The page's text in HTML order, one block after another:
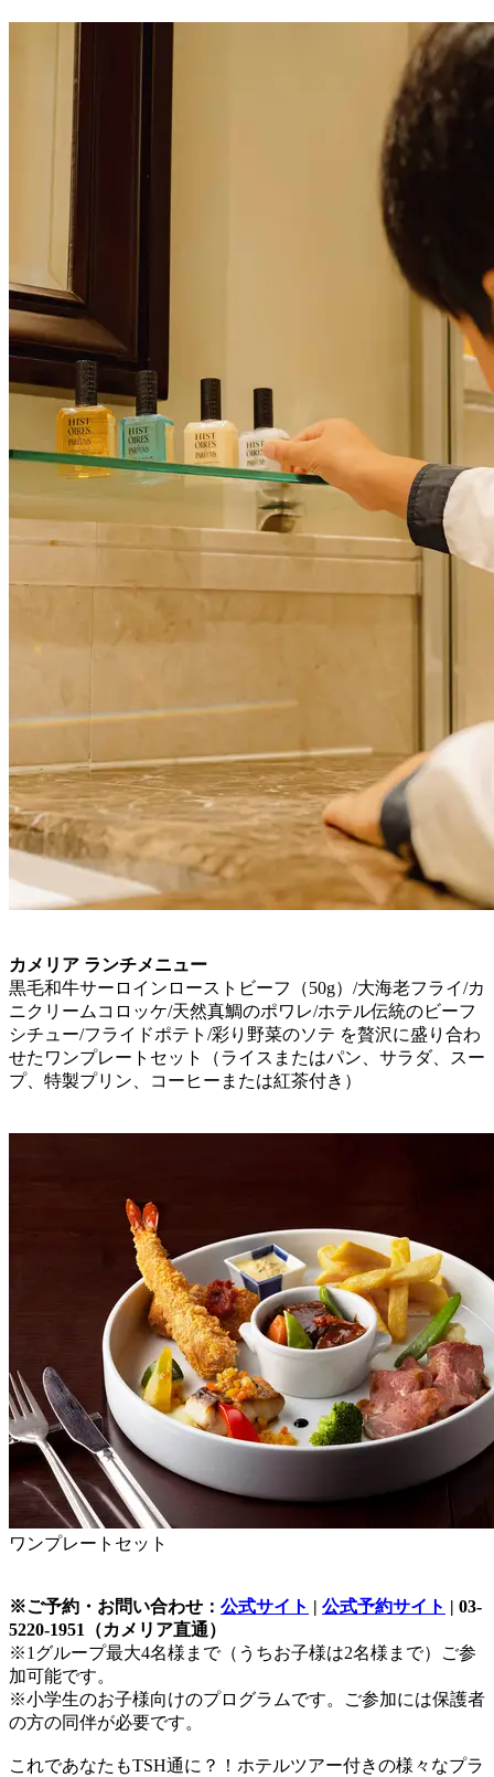
カメリア ランチメニュー
黒毛和牛サーロインローストビーフ（50g）/大海老フライ/カ
ニクリームコロッケ/天然真鯛のポワレ/ホテル伝統のビーフ
シチュー/フライドポテト/彩り野菜のソテ を贅沢に盛り合わ
せたワンプレートセット（ライスまたはパン、サラダ、スー
プ、特製プリン、コーヒーまたは紅茶付き）
ワンプレートセット
※ご予約・お問い合わせ： 公式サイト | 公式予約サイト | 03-
5220-1951（カメリア直通）
※1グループ最大4名様まで（うちお子様は2名様まで）ご参
加可能です。
※小学生のお子様向けのプログラムです。ご参加には保護者
の方の同伴が必要です。
これであなたもTSH通に？！ホテルツアー付きの様々なプラ